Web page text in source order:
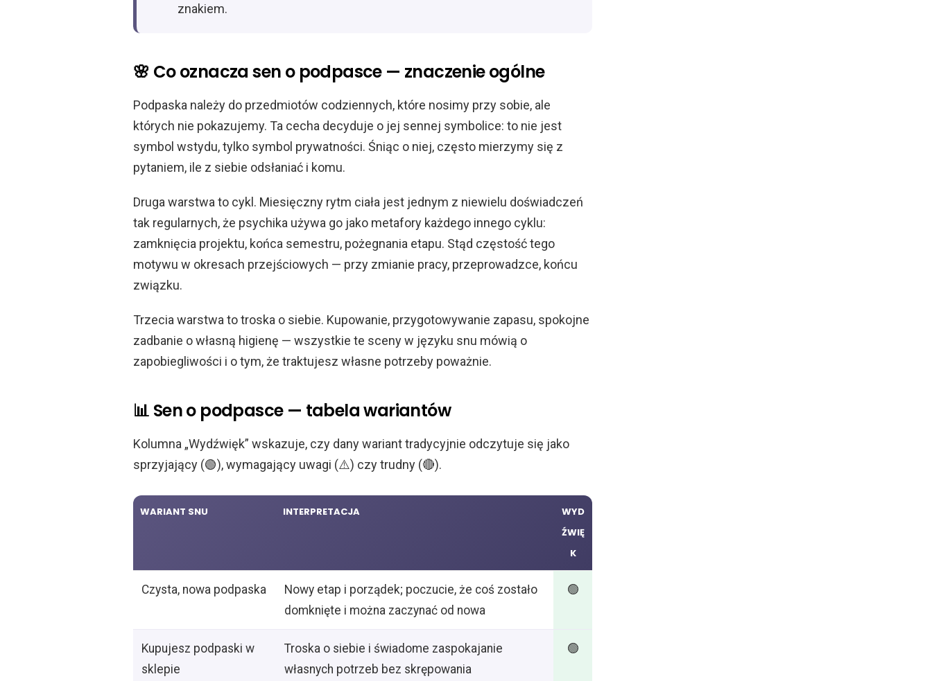
znakiem.
🌸 Co oznacza sen o podpasce — znaczenie ogólne
Podpaska należy do przedmiotów codziennych, które nosimy przy sobie, ale
których nie pokazujemy. Ta cecha decyduje o jej sennej symbolice: to nie jest
symbol wstydu, tylko symbol prywatności. Śniąc o niej, często mierzymy się z
pytaniem, ile z siebie odsłaniać i komu.
Druga warstwa to cykl. Miesięczny rytm ciała jest jednym z niewielu doświadczeń
tak regularnych, że psychika używa go jako metafory każdego innego cyklu:
zamknięcia projektu, końca semestru, pożegnania etapu. Stąd częstość tego
motywu w okresach przejściowych — przy zmianie pracy, przeprowadzce, końcu
związku.
Trzecia warstwa to troska o siebie. Kupowanie, przygotowywanie zapasu, spokojne
zadbanie o własną higienę — wszystkie te sceny w języku snu mówią o
zapobiegliwości i o tym, że traktujesz własne potrzeby poważnie.
📊 Sen o podpasce — tabela wariantów
Kolumna „Wydźwięk” wskazuje, czy dany wariant tradycyjnie odczytuje się jako
sprzyjający (🟢), wymagający uwagi (⚠️) czy trudny (🔴).
WARIANT SNU INTERPRETACJA
WYD
ŹWIĘ
K
Czysta, nowa podpaska
Nowy etap i porządek; poczucie, że coś zostało
domknięte i można zaczynać od nowa
🟢
Kupujesz podpaski w
sklepie
Troska o siebie i świadome zaspokajanie
własnych potrzeb bez skrępowania
🟢